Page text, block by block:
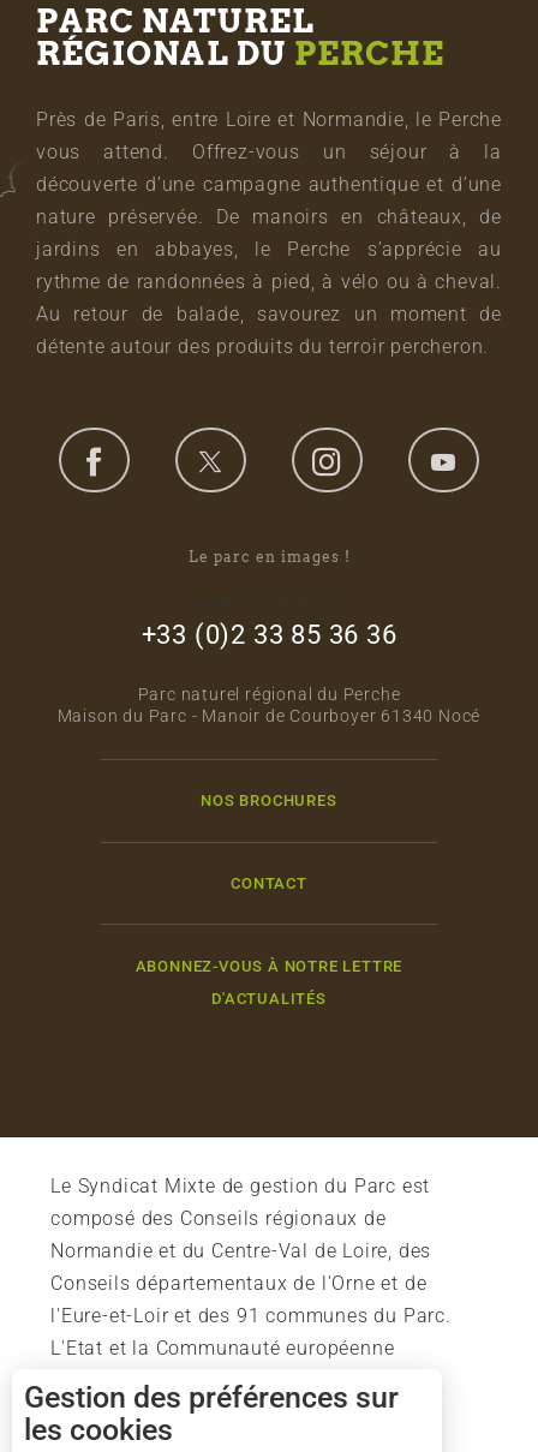
PARC NATUREL
RÉGIONAL DU PERCHE
Près de Paris, entre Loire et Normandie, le Perche
vous attend. Offrez-vous un séjour à la
découverte d’une campagne authentique et d’une
nature préservée. De manoirs en châteaux, de
jardins en abbayes, le Perche s’apprécie au
rythme de randonnées à pied, à vélo ou à cheval.
Au retour de balade, savourez un moment de
détente autour des produits du terroir percheron.
Le parc en images !
+33 (0)2 33 85 36 36
Parc naturel régional du Perche
Maison du Parc - Manoir de Courboyer 61340 Nocé
NOS BROCHURES
CONTACT
ABONNEZ-VOUS À NOTRE LETTRE
D'ACTUALITÉS
Le Syndicat Mixte de gestion du Parc est
composé des Conseils régionaux de
Normandie et du Centre-Val de Loire, des
Conseils départementaux de l'Orne et de
l'Eure-et-Loir et des 91 communes du Parc.
L'Etat et la Communauté européenne
soutiennent également l'action du Parc.
Gestion des préférences sur
les cookies